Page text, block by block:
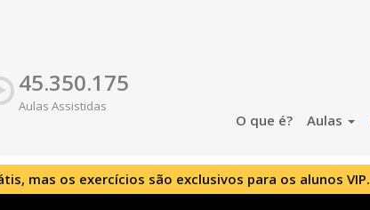
45.350.175
Aulas Assistidas
O que é? Aulas
mas os exercícios são exclusivos para os alunos VIP.